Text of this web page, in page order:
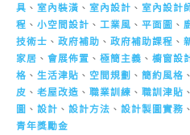
具 、 室內裝潢 、 室內設計 、 室內設計
程 、 小空間設計 、 工業風 、 平面圖 、
技術士 、 政府補助 、 政府補助課程 、
家居 、 會展佈置 、 極簡主義 、 櫥窗設
格 、 生活津貼 、 空間規劃 、 簡約風格 、
皮 、 老屋改造 、 職業訓練 、 職訓津貼 、
圖 、 設計 、 設計方法 、 設計製圖實務 、
青年獎勵金